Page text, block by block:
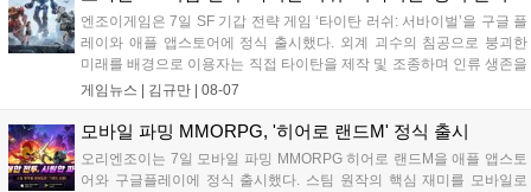
엔조이게임은 7일 SF 기갑 전략 게임 ‘타이탄 러쉬: 서바이벌’을 구글 플
레이와 애플 앱스토어에 정식 출시했다. 외계 괴수의 침공으로 붕괴한
미래를 배경으로 이용자는 직접 타이탄을 제작 및 조종하며 인류 생존을
위한 전투를 펼친다. 지휘관 모집, 피난처 운영, 연맹 협동 콘텐츠가 특징
지원 보상을 제공한다. 상세 내용은 공식 커뮤니티에서 확인 가능하다....
게임뉴스 | 김규만 08-07
모바일 파밍 MMORPG, '히어로 랜드M' 정식 출시
오리엔조이는 7일 모바일 파밍 MMORPG 히어로 랜드M을 애플 앱스토
어와 구글플레이에 정식 출시했다. 스팀 원작의 핵심 재미를 모바일로